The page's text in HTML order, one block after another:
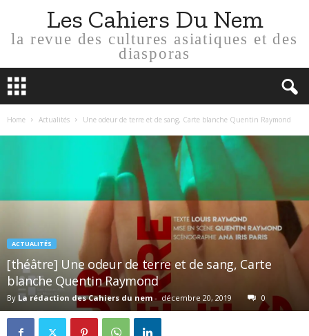
Les Cahiers Du Nem
la revue des cultures asiatiques et des
diasporas
Home Actualités Une odeur de terre et de sang, Carte blanche Quentin Raymond
ACTUALITÉS
[théâtre] Une odeur de terre et de sang, Carte
blanche Quentin Raymond
By La rédaction des Cahiers du nem - décembre 20, 2019 0